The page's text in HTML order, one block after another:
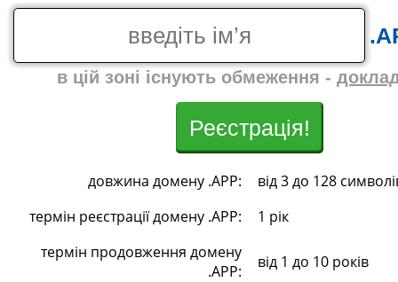
в цій зоні існують обмеження -
Реєстрація!
довжина домену .APP:
від 3 до 128
термін реєстрації домену .APP:
1 рік
термін продовження домену
.APP:
від 1 до 10 років